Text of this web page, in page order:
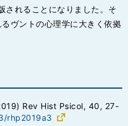
されることになりました。そ
ヴントの心理学に大きく依拠
Rev Hist Psicol, 40, 27-
rhp2019a3